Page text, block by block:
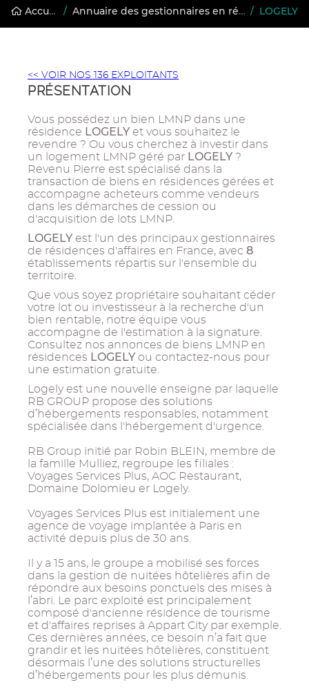
Accueil / Annuaire des gestionnaires en résidences gérées / LOGELY
<< VOIR NOS 136 EXPLOITANTS
PRÉSENTATION
Vous possédez un bien LMNP dans une
résidence LOGELY et vous souhaitez le
revendre ? Ou vous cherchez à investir dans
un logement LMNP géré par LOGELY ?
Revenu Pierre est spécialisé dans la
transaction de biens en résidences gérées et
accompagne acheteurs comme vendeurs
dans les démarches de cession ou
d'acquisition de lots LMNP.
LOGELY est l'un des principaux gestionnaires
de résidences d'affaires en France, avec 8
établissements répartis sur l'ensemble du
territoire.
Que vous soyez propriétaire souhaitant céder
votre lot ou investisseur à la recherche d'un
bien rentable, notre équipe vous
accompagne de l'estimation à la signature.
Consultez nos annonces de biens LMNP en
résidences LOGELY ou contactez-nous pour
une estimation gratuite.
Logely est une nouvelle enseigne par laquelle
RB GROUP propose des solutions
d’hébergements responsables, notamment
spécialisée dans l'hébergement d'urgence.
RB Group initié par Robin BLEIN, membre de
la famille Mulliez, regroupe les filiales :
Voyages Services Plus, AOC Restaurant,
Domaine Dolomieu er Logely.
Voyages Services Plus est initialement une
agence de voyage implantée à Paris en
activité depuis plus de 30 ans.
Il y a 15 ans, le groupe a mobilisé ses forces
dans la gestion de nuitées hôtelières afin de
répondre aux besoins ponctuels des mises à
l’abri. Le parc exploité est principalement
composé d'ancienne résidence de tourisme
et d'affaires reprises à Appart City par exemple.
Ces dernières années, ce besoin n’a fait que
grandir et les nuitées hôtelières, constituent
désormais l’une des solutions structurelles
d’hébergements pour les plus démunis.